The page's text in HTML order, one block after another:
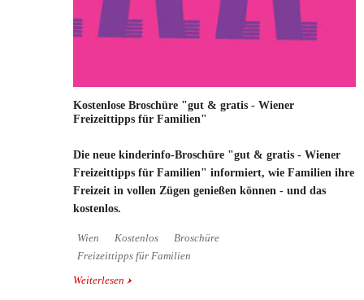
Kostenlose Broschüre "gut & gratis - Wiener
Freizeittipps für Familien"
Die neue kinderinfo-Broschüre "gut & gratis - Wiener
Freizeittipps für Familien" informiert, wie Familien ihre
Freizeit in vollen Zügen genießen können - und das
kostenlos.
Wien Kostenlos
Broschüre
Freizeittipps für Familien
Weiterlesen über Kostenlose Broschüre "gut & gratis - Wiener